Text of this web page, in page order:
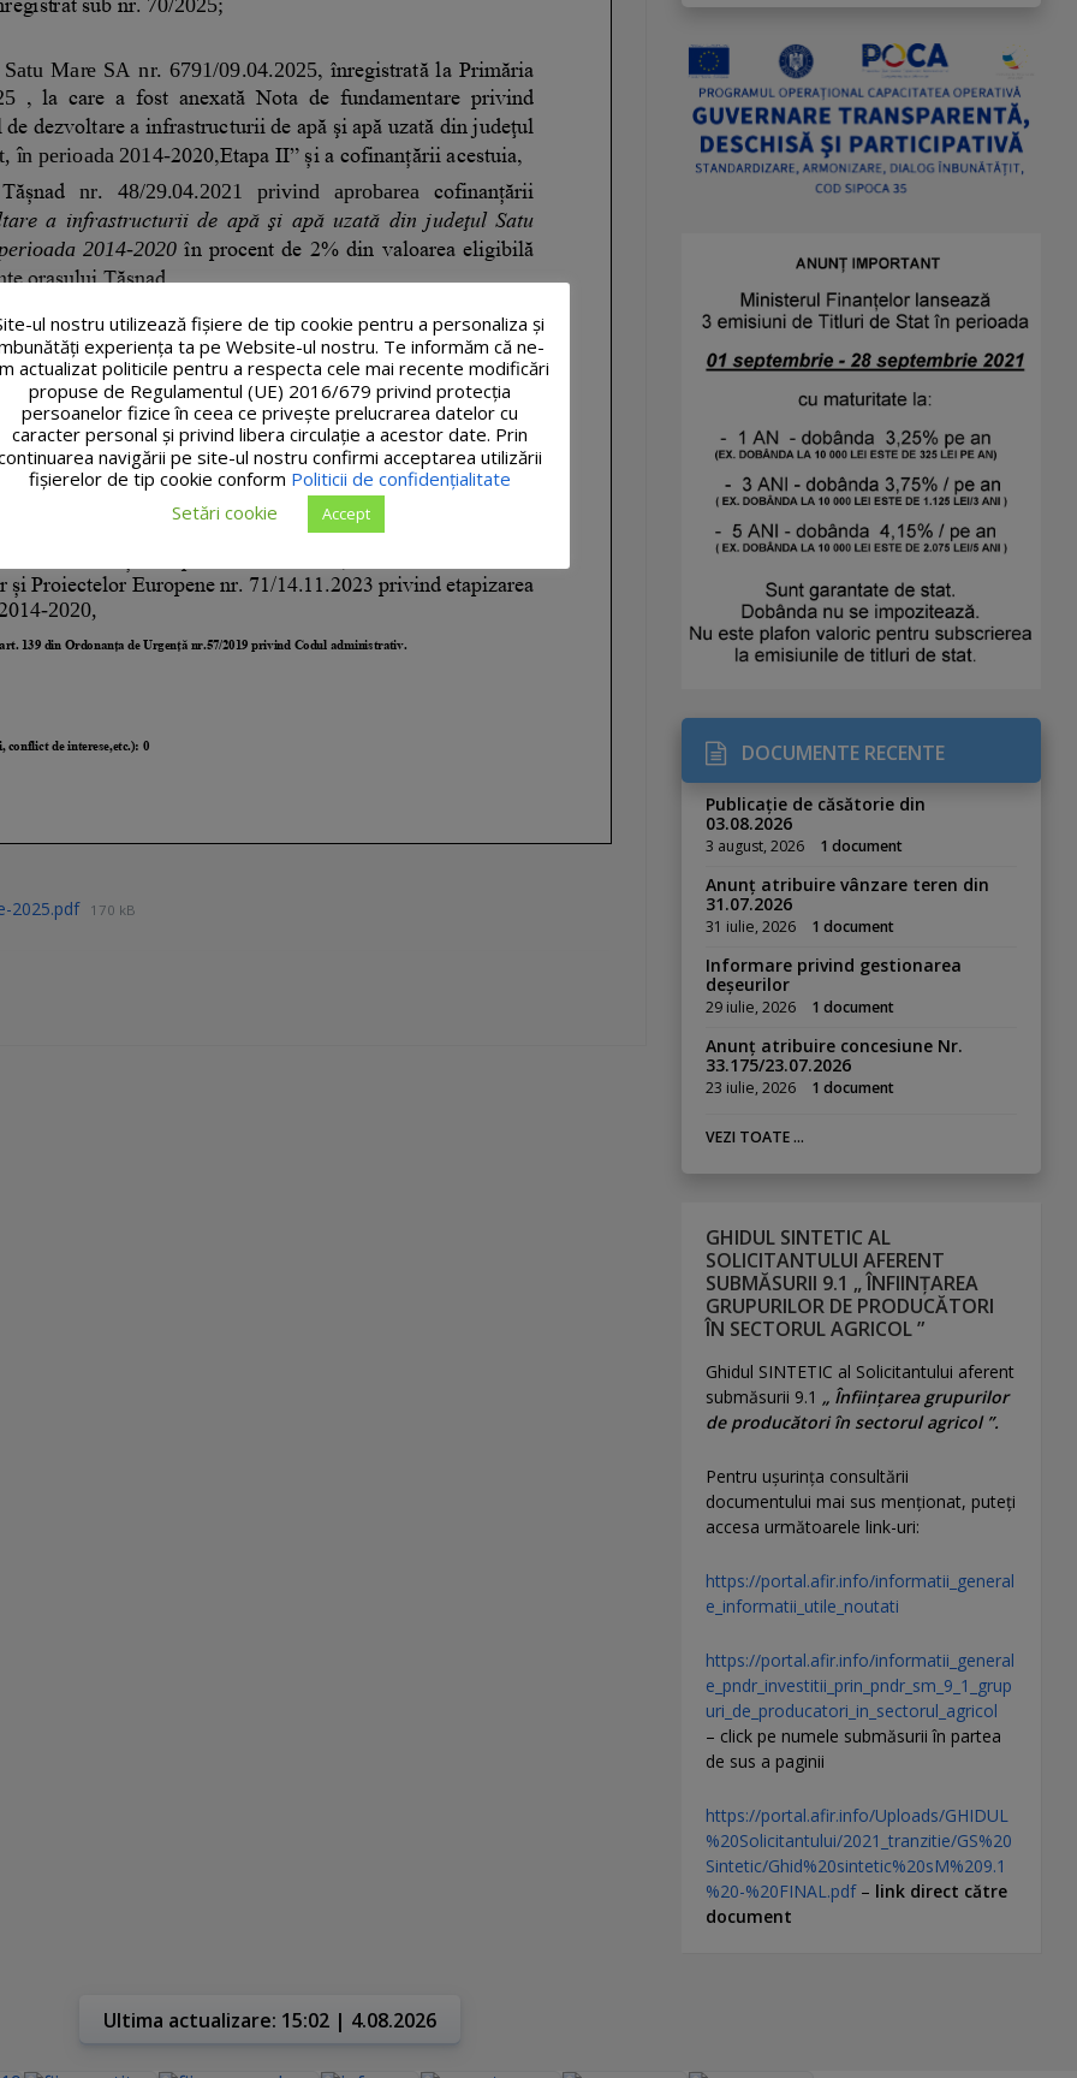
2025.pdf 170 kB
DOCUMENTE RECENTE
Publicație de căsătorie din
03.08.2026
3 august, 2026 1 document
Anunț atribuire vânzare teren din
31.07.2026
31 iulie, 2026 1 document
Informare privind gestionarea
deșeurilor
29 iulie, 2026 1 document
Anunț atribuire concesiune Nr.
33.175/23.07.2026
23 iulie, 2026 1 document
VEZI TOATE ...
GHIDUL SINTETIC AL
SOLICITANTULUI AFERENT
SUBMĂSURII 9.1 „ ÎNFIINȚAREA
GRUPURILOR DE PRODUCĂTORI
ÎN SECTORUL AGRICOL ”
Ghidul SINTETIC al Solicitantului aferent
submăsurii 9.1 „ Înființarea grupurilor
de producători în sectorul agricol ”.
Pentru uşurinţa consultării
documentului mai sus menţionat, puteţi
accesa următoarele link-uri:
https://portal.afir.info/informatii_general
e_informatii_utile_noutati
https://portal.afir.info/informatii_general
e_pndr_investitii_prin_pndr_sm_9_1_grup
uri_de_producatori_in_sectorul_agricol
– click pe numele submăsurii în partea
de sus a paginii
https://portal.afir.info/Uploads/GHIDUL
%20Solicitantului/2021_tranzitie/GS%20
Sintetic/Ghid%20sintetic%20sM%209.1
%20-%20FINAL.pdf– link direct către
document
Ultima actualizare: 15:02 | 4.08.2026
ul nostru utilizează fişiere de tip cookie pentru a personaliza și
experiența ta pe Website-ul nostru. Te informăm că ne-
actualizat politicile pentru a respecta cele mai recente modificări
propuse de Regulamentul (UE) 2016/679 privind protecția
persoanelor fizice în ceea ce privește prelucrarea datelor cu
caracter personal și privind libera circulație a acestor date. Prin
navigării pe site-ul nostru confirmi acceptarea utilizării
fişierelor de tip cookie conform Politicii de confidențialitate
Setări cookie
Accept